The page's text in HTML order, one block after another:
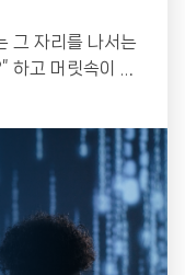
그 자리를 나서는
하고 머릿속이 하
칫거리를 하나씩
는 워크샵으로 설계